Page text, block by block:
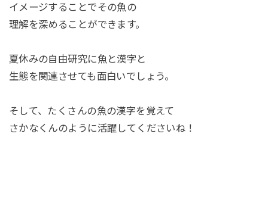
イメージすることでその魚の
理解を深めることができます。
夏休みの自由研究に魚と漢字と
生態を関連させても面白いでしょう。
そして、たくさんの魚の漢字を覚えて
さかなくんのように活躍してくださいね！